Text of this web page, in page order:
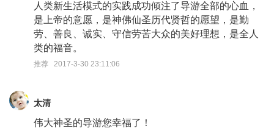
人类新生活模式的实践成功倾注了导游全部的心血，
是上帝的意愿，是神佛仙圣历代贤哲的愿望，是勤
劳、善良、诚实、守信劳苦大众的美好理想，是全人
类的福音。
推荐 2017-3-30 23:11:06
太清
伟大神圣的导游您幸福了！